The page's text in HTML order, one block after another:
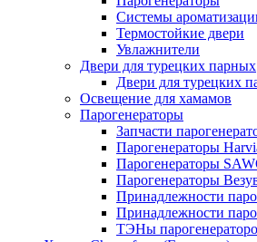
Системы
Термостойкие двери
Увлажнители
Двери для турецких парных
Двери для турецких
Освещение для хамамов
Парогенераторы
Запчасти
Парогенераторы
Парогенераторы
Парогенераторы
Принадлежности
Принадлежности
ТЭНы